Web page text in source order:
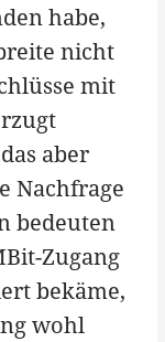
habe,
nicht
mit
aber
Nachfrage
bedeuten
Zugang
bekäme,
wohl